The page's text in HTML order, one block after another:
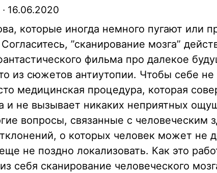
∙ 16.06.2020
которые иногда немного пугают или
”сканирование мозга”
фильма про далекое
из сюжетов антиутопии. Чтобы себе не
медицинская процедура, которая
и не вызывает никаких неприятных
вопросы, связанные с человеческим
о которых человек может не
не поздно локализовать. Как это
себя сканирование человеческого